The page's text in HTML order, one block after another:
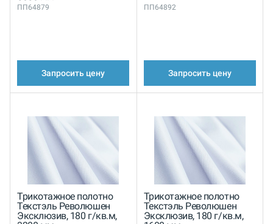
ПП64879
Запросить цену
ПП64892
Запросить цену
Трикотажное полотно
Текстэль Революшен
Эксклюзив, 180 г/кв.м,
Трикотажное полотно
Текстэль Революшен
Эксклюзив, 180 г/кв.м,